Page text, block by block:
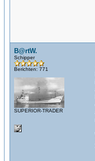
B@rtW.
Schipper
Berichten: 771
SUPERIOR-TRADER